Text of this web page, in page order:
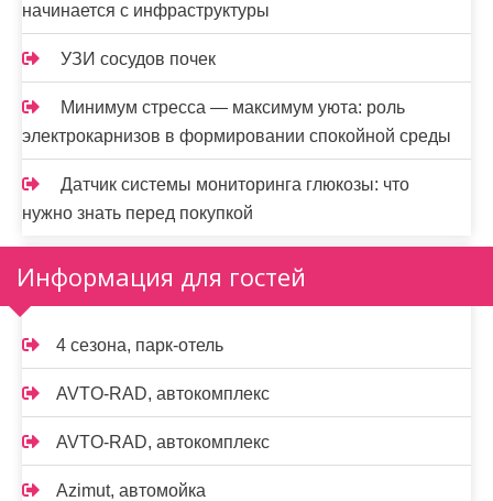
начинается с инфраструктуры
УЗИ сосудов почек
Минимум стресса — максимум уюта: роль
электрокарнизов в формировании спокойной среды
Датчик системы мониторинга глюкозы: что
нужно знать перед покупкой
Информация для гостей
4 сезона, парк-отель
AVTO-RAD, автокомплекс
AVTO-RAD, автокомплекс
Azimut, автомойка